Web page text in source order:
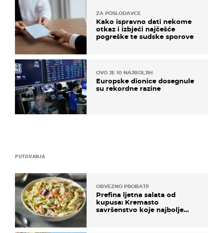
PUTOVANJA
OBVEZNO PROBATI!
Prefina ljetna salata od
kupusa: Kremasto
savršenstvo koje najbolje
ZA POSLODAVCE
Kako ispravno dati nekome
otkaz i izbjeći najčešće
pogreške te sudske sporove
OVO JE 10 NAJBOLJIH
Europske dionice dosegnule
su rekordne razine